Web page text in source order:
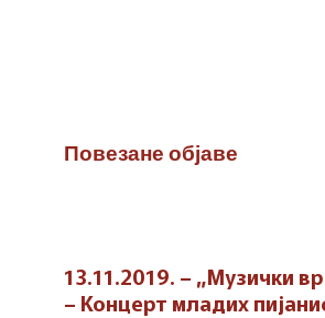
Повезане објаве
13.11.2019. – „Музички
– Концерт младих